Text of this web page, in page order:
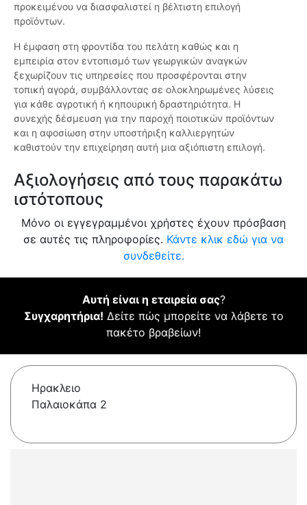
προκειμένου να διασφαλιστεί η βέλτιστη επιλογή
προϊόντων.
Η έμφαση στη φροντίδα του πελάτη καθώς και η
εμπειρία στον εντοπισμό των γεωργικών αναγκών
ξεχωρίζουν τις υπηρεσίες που προσφέρονται στην
τοπική αγορά, συμβάλλοντας σε ολοκληρωμένες λύσεις
για κάθε αγροτική ή κηπουρική δραστηριότητα. Η
συνεχής δέσμευση για την παροχή ποιοτικών προϊόντων
και η αφοσίωση στην υποστήριξη καλλιεργητών
καθιστούν την επιχείρηση αυτή μια αξιόπιστη επιλογή.
Αξιολογήσεις από τους παρακάτω
ιστότοπους
Μόνο οι εγγεγραμμένοι χρήστες έχουν πρόσβαση
σε αυτές τις πληροφορίες. Κάντε κλικ εδώ για να
συνδεθείτε.
Αυτή είναι η εταιρεία σας?
Συγχαρητήρια! Δείτε πώς μπορείτε να λάβετε το
πακέτο βραβείων!
Ηρακλειο
Παλαιοκάπα 2